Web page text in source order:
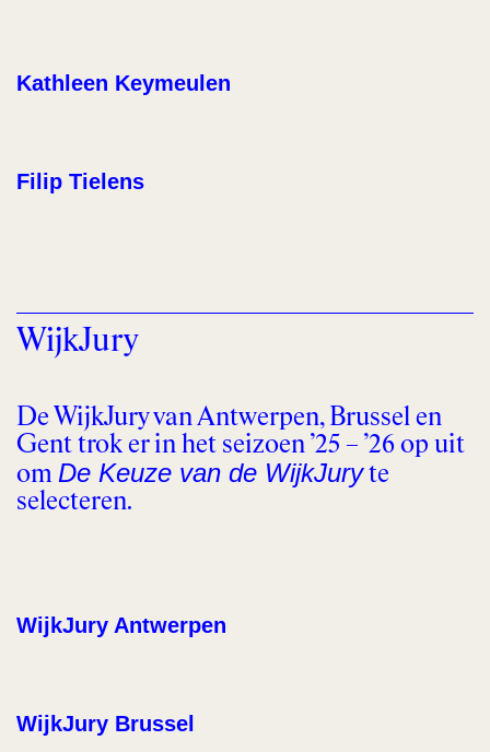
Kathleen Keymeulen
Filip Tielens
WijkJury
De WijkJury van Antwerpen, Brussel en
Gent trok er in het seizoen ’25 – ’26 op uit
om De Keuze van de WijkJuryte
selecteren.
WijkJury Antwerpen
WijkJury Brussel